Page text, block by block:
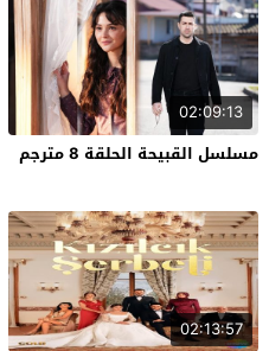
02:09:13
مسلسل القبيحة الحلقة 8 مترجم
02:13:57